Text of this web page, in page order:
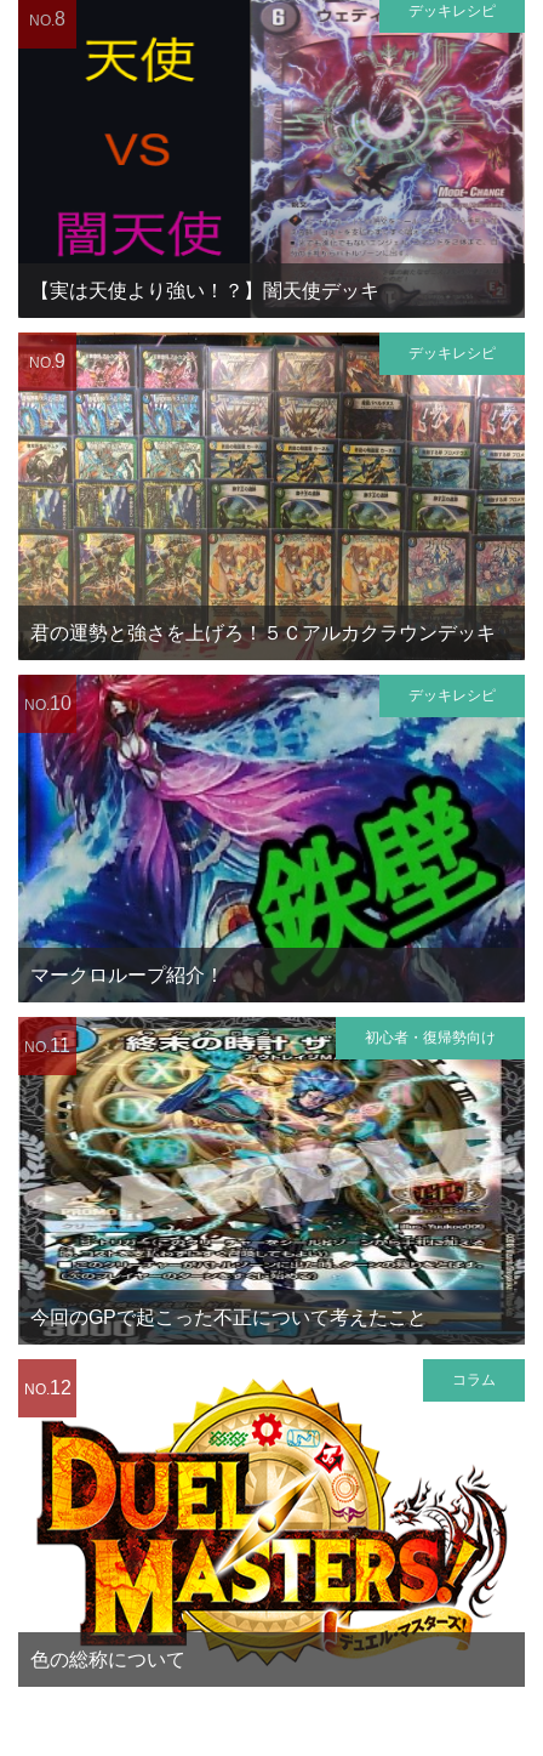
デッキレシピ
【実は天使より強い！？】闇天使デッキ
NO. 8
デッキレシピ
君の運勢と強さを上げろ！５Ｃアルカクラウンデッキ
NO.9
デッキレシピ
マークロループ紹介！
NO. 10
初心者・復帰勢向け
今回のGPで起こった不正について考えたこと
NO.11
コラム
色の総称について
NO. 12